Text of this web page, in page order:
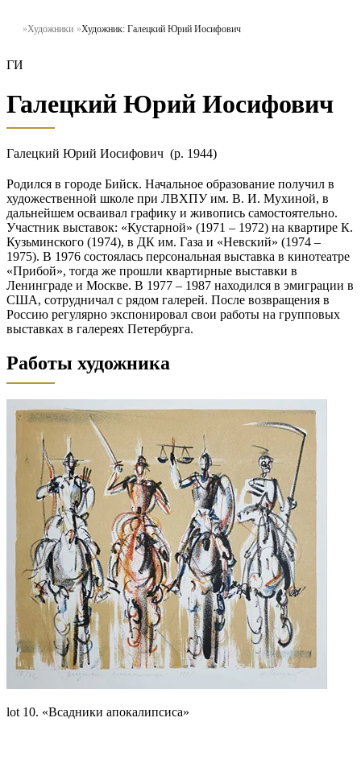
Художники Художник: Галецкий Юрий Иосифович
ГИ
Галецкий Юрий Иосифович
Галецкий Юрий Иосифович (р. 1944)
Родился в городе Бийск. Начальное образование получил в
художественной школе при ЛВХПУ им. В. И. Мухиной, в
дальнейшем осваивал графику и живопись самостоятельно.
Участник выставок: «Кустарной» (1971 – 1972) на квартире К.
Кузьминского (1974), в ДК им. Газа и «Невский» (1974 –
1975). В 1976 состоялась персональная выставка в кинотеатре
«Прибой», тогда же прошли квартирные выставки в
Ленинграде и Москве. В 1977 – 1987 находился в эмиграции в
США, сотрудничал с рядом галерей. После возвращения в
Россию регулярно экспонировал свои работы на групповых
выставках в галереях Петербурга.
Работы художника
lot 10. «Всадники апокалипсиса»